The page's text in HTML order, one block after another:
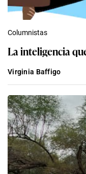
Columnistas
La inteligencia
Virginia Baffigo